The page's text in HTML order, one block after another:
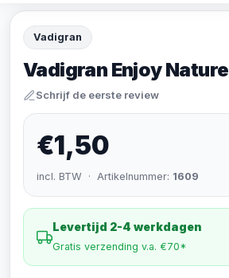
Vadigran
Vadigran Enjoy
Schrijf de eerste review
€1,50
incl. BTW · Artikelnummer: 1609
Levertijd 2-4 werkdagen
Gratis verzending v.a. €70*